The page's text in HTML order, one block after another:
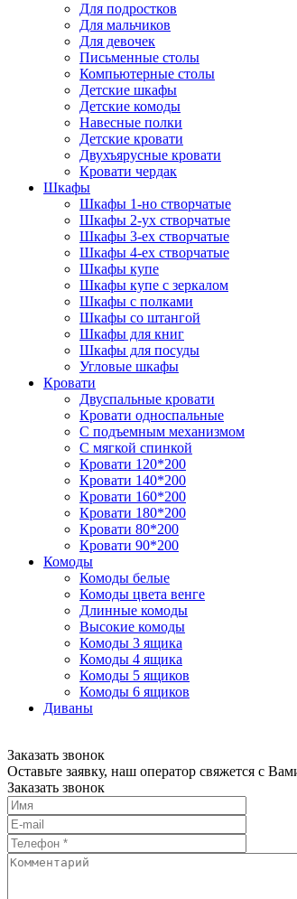
Для подростков
Для мальчиков
Для девочек
Письменные столы
Компьютерные столы
Детские шкафы
Детские комоды
Навесные полки
Детские кровати
Двухъярусные кровати
Кровати чердак
Шкафы
Шкафы 1-но створчатые
Шкафы 2-ух створчатые
Шкафы 3-ех створчатые
Шкафы 4-ех створчатые
Шкафы купе
Шкафы купе с зеркалом
Шкафы с полками
Шкафы со штангой
Шкафы для книг
Шкафы для посуды
Угловые шкафы
Кровати
Двуспальные кровати
Кровати односпальные
С подъемным механизмом
С мягкой спинкой
Кровати 120*200
Кровати 140*200
Кровати 160*200
Кровати 180*200
Кровати 80*200
Кровати 90*200
Комоды
Комоды белые
Комоды цвета венге
Длинные комоды
Высокие комоды
Комоды 3 ящика
Комоды 4 ящика
Комоды 5 ящиков
Комоды 6 ящиков
Диваны
Заказать звонок
Оставьте заявку, наш оператор свяжется с
Заказать звонок